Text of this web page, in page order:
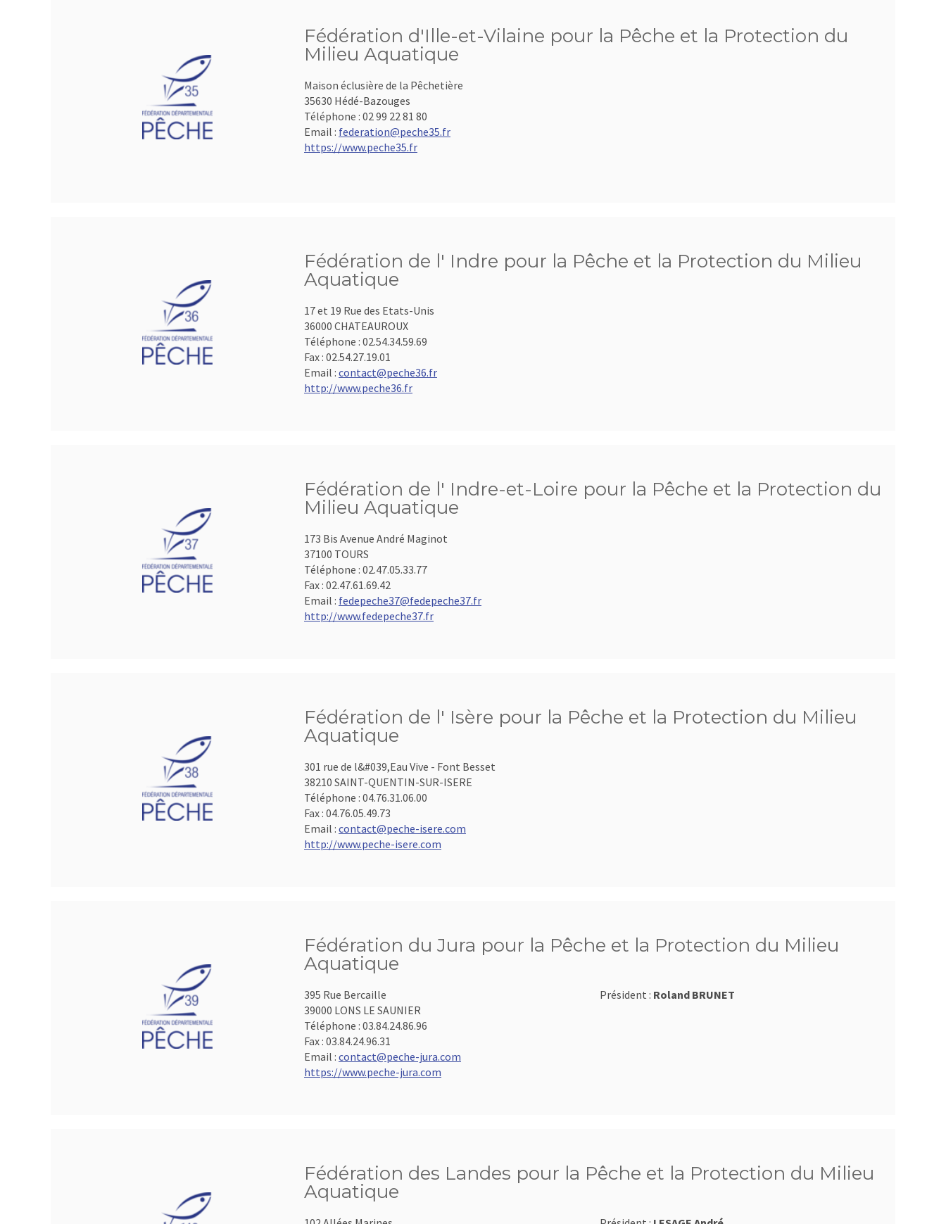
Fédération d'Ille-et-Vilaine pour la Pêche et la Protection du
Milieu Aquatique
Maison éclusière de la Pêchetière
35630 Hédé-Bazouges
Téléphone : 02 99 22 81 80
Email : federation@peche35.fr
https://www.peche35.fr
Fédération de l' Indre pour la Pêche et la Protection du Milieu
Aquatique
17 et 19 Rue des Etats-Unis
36000 CHATEAUROUX
Téléphone : 02.54.34.59.69
Fax : 02.54.27.19.01
Email : contact@peche36.fr
http://www.peche36.fr
Fédération de l' Indre-et-Loire pour la Pêche et la Protection du
Milieu Aquatique
173 Bis Avenue André Maginot
37100 TOURS
Téléphone : 02.47.05.33.77
Fax : 02.47.61.69.42
Email : fedepeche37@fedepeche37.fr
http://www.fedepeche37.fr
Fédération de l' Isère pour la Pêche et la Protection du Milieu
Aquatique
301 rue de l&#039,Eau Vive - Font Besset
38210 SAINT-QUENTIN-SUR-ISERE
Téléphone : 04.76.31.06.00
Fax : 04.76.05.49.73
Email : contact@peche-isere.com
http://www.peche-isere.com
Fédération du Jura pour la Pêche et la Protection du Milieu
Aquatique
395 Rue Bercaille
39000 LONS LE SAUNIER
Téléphone : 03.84.24.86.96
Fax : 03.84.24.96.31
Email : contact@peche-jura.com
https://www.peche-jura.com
Président : Roland BRUNET
Fédération des Landes pour la Pêche et la Protection du Milieu
Aquatique